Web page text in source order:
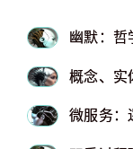
幽默：哲
概念、实
微服务：